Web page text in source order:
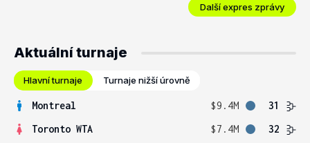
Další expres zprávy
Aktuální turnaje
Hlavní turnaje Turnaje nižší úrovně
Montreal $9.4M
31
Toronto WTA
$7.4M 32